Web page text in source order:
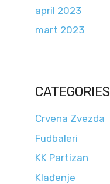
april 2023
mart 2023
CATEGORIES
Crvena Zvezda
Fudbaleri
KK Partizan
Klađenje